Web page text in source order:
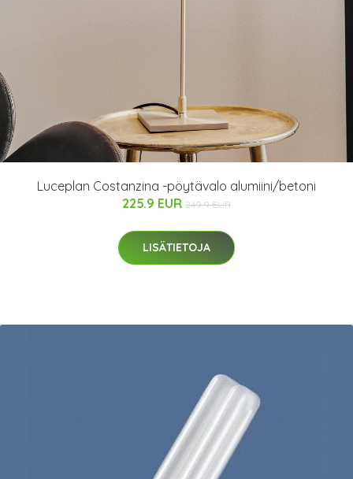
Luceplan Costanzina -pöytävalo alumiini/betoni
225.9 EUR 249.9 EUR
LISÄTIETOJA